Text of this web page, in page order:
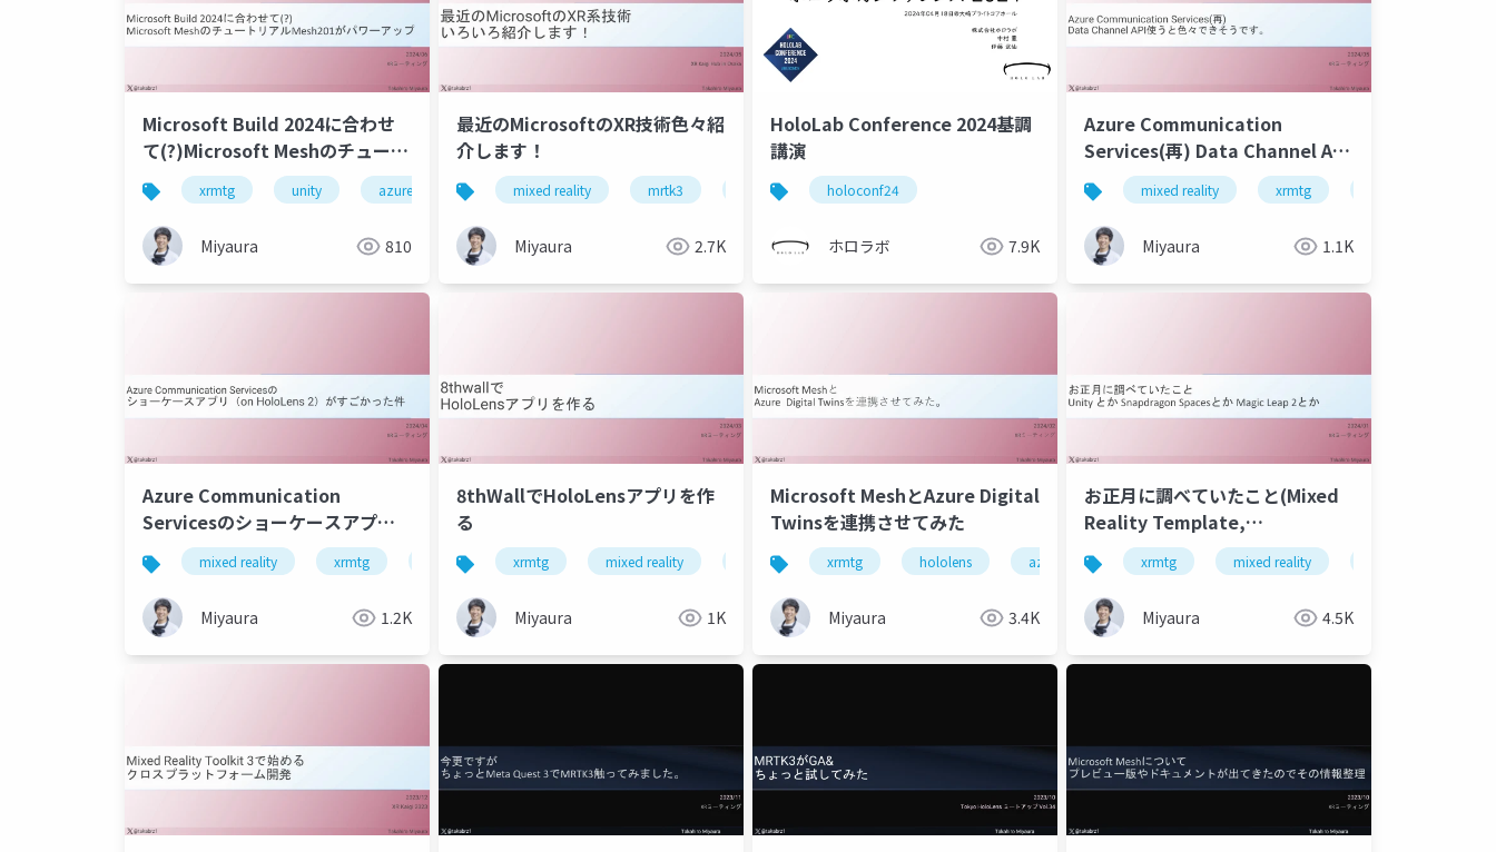
Microsoft Build 2024に合わせ
て(?)Microsoft Meshのチュート
リアルMesh201がパワーアップ
xrmtg unity azure openai microsoft mesh
Miyaura 810
最近のMicrosoftのXR技術色々紹
介します！
mixed reality mrtk3 azure teams microsoft mesh
Miyaura 2.7K
HoloLab Conference 2024基調
講演
holoconf24
ホロラボ 7.9K
Azure Communication
Services(再) Data Channel API
使うと色々できそうです。
mixed reality xrmtg
Miyaura 1.1K
Azure Communication
Servicesのショーケースアプリ
（on HoloLens 2）がすごかった
件
mixed reality xrmtg mrtk3 unity hololens azure azure communication services
Miyaura 1.2K
8thWallでHoloLensアプリを作
る
xrmtg mixed reality webxr
Miyaura 1K
Microsoft MeshとAzure Digital
Twinsを連携させてみた
xrmtg hololens azure microsoft mesh
Miyaura 3.4K
お正月に調べていたこと(Mixed
Reality Template,
Snapdragon Spaces, MRTK3
on Magic Leap 2)
xrmtg mixed reality
Miyaura 4.5K